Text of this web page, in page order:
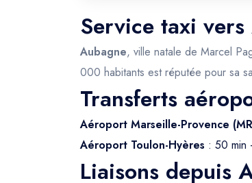
Service taxi
Aubagne, ville natale de Marcel
000 habitants est réputée pour sa
Transferts
Aéroport Marseille-Provence
Aéroport Toulon-Hyères : 50 min
Liaisons depuis